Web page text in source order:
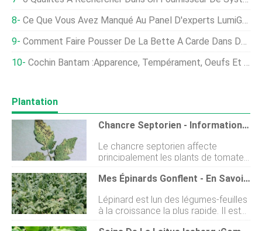
Ce Que Vous Avez Manqué Au Panel D'experts LumiGrow
Comment Faire Pousser De La Bette À Carde Dans Des Conteneurs
Cochin Bantam :Apparence, Tempérament, Oeufs Et Conseils D'élevage
Plantation
Chancre Septorien - Informations Sur Le Contrôle De La Tache Septorienne Sur Les Tomates
Le chancre septorien affecte
principalement les plants de tomates
et les membres de sa famille. Cest
une maladie des taches foliaires qui
les plus anciennes des plantes. La
tache septorienne ou le chancre
Mes Épinards Gonflent - En Savoir Plus Sur La Boulonnerie Des Épinards
Lépinard est lun des légumes-feuilles
à la croissance la plus rapide. Il est
excellent jeune en salade et les plus